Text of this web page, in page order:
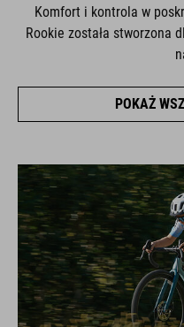
Komfort i kontrola w
Rookie została stworzona
POKAŻ